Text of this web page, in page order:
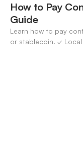
How to Pay
Guide
Learn how to pay
or stablecoin. ✓